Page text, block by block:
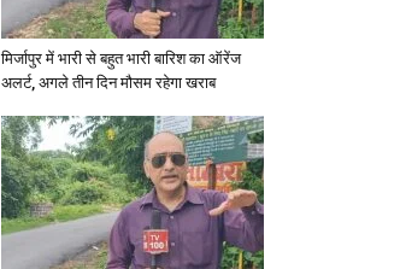
Hindi
News
मिर्जापुर में भारी से बहुत भारी बारिश का ऑरेंज
अलर्ट, अगले तीन दिन मौसम रहेगा खराब